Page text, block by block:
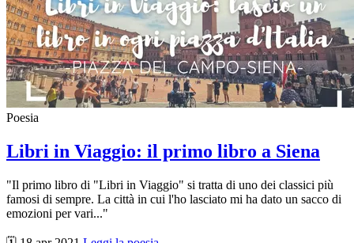
Poesia
Libri in Viaggio: il primo libro a Siena
"Il primo libro di "Libri in Viaggio" si tratta di uno dei classici più
famosi di sempre. La città in cui l'ho lasciato mi ha dato un sacco di
emozioni per vari..."